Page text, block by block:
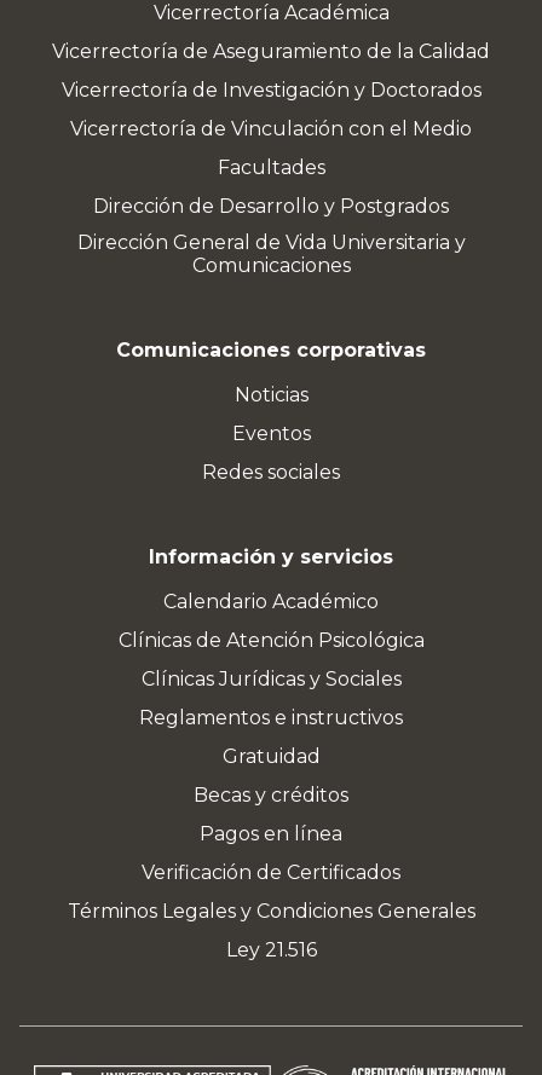
Vicerrectoría Académica
Vicerrectoría de Aseguramiento de la Calidad
Vicerrectoría de Investigación y Doctorados
Vicerrectoría de Vinculación con el Medio
Facultades
Dirección de Desarrollo y Postgrados
Dirección General de Vida Universitaria y
Comunicaciones
Comunicaciones corporativas
Noticias
Eventos
Redes sociales
Información y servicios
Calendario Académico
Clínicas de Atención Psicológica
Clínicas Jurídicas y Sociales
Reglamentos e instructivos
Gratuidad
Becas y créditos
Pagos en línea
Verificación de Certificados
Términos Legales y Condiciones Generales
Ley 21.516